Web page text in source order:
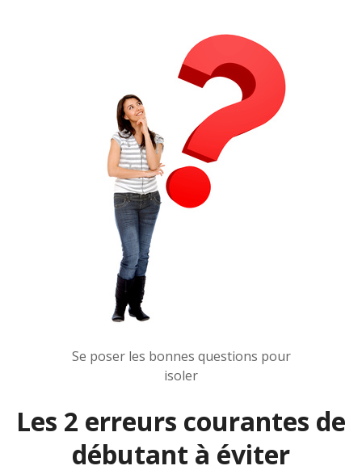
Se poser les bonnes questions pour
isoler
Les 2 erreurs courantes de
débutant à éviter